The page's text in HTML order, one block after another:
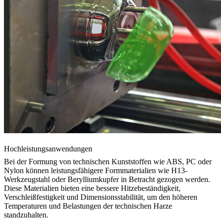
Hochleistungsanwendungen
Bei der Formung von technischen Kunststoffen wie ABS, PC oder
Nylon können leistungsfähigere Formmaterialien wie H13-
Werkzeugstahl oder Berylliumkupfer in Betracht gezogen werden.
Diese Materialien bieten eine bessere Hitzebeständigkeit,
Verschleißfestigkeit und Dimensionsstabilität, um den höheren
Temperaturen und Belastungen der technischen Harze
standzuhalten.